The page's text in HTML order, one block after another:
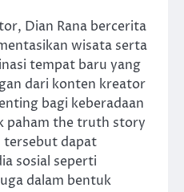
Dian Rana bercerita
wisata serta
tempat baru yang
dari konten kreator
bagi keberadaan
paham the truth story
tersebut dapat
sosial seperti
dalam bentuk